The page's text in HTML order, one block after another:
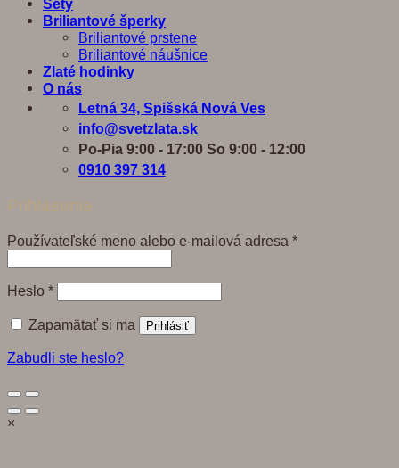
Sety
Briliantové šperky
Briliantové prstene
Briliantové náušnice
Zlaté hodinky
O nás
Letná 34, Spišská Nová Ves
info@svetzlata.sk
Po-Pia 9:00 - 17:00 So 9:00 - 12:00
0910 397 314
Prihlásenie
Používateľské meno alebo e-mailová adresa *Povinné
Heslo *Povinné
Zapamätať si ma Prihlásiť
Zabudli ste heslo?
×